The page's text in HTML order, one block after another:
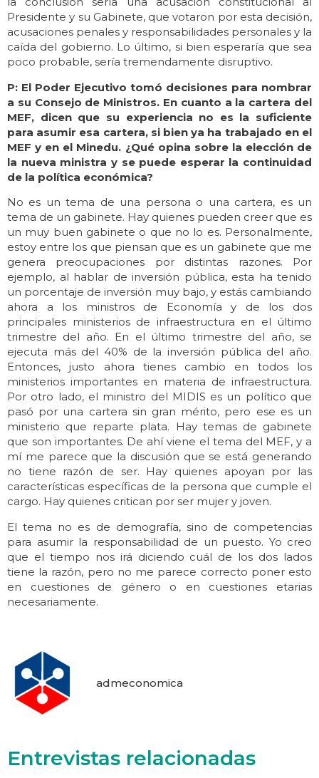
Presidente y su Gabinete, que votaron por esta decisión,
acusaciones penales y responsabilidades personales y la
caída del gobierno. Lo último, si bien esperaría que sea
poco probable, sería tremendamente disruptivo.
P: El Poder Ejecutivo tomó decisiones para nombrar
a su Consejo de Ministros. En cuanto a la cartera del
MEF, dicen que su experiencia no es la suficiente
para asumir esa cartera, si bien ya ha trabajado en el
MEF y en el Minedu. ¿Qué opina sobre la elección de
la nueva ministra y se puede esperar la continuidad
de la política económica?
No es un tema de una persona o una cartera, es un
tema de un gabinete. Hay quienes pueden creer que es
un muy buen gabinete o que no lo es. Personalmente,
estoy entre los que piensan que es un gabinete que me
genera preocupaciones por distintas razones. Por
ejemplo, al hablar de inversión pública, esta ha tenido
un porcentaje de inversión muy bajo, y estás cambiando
ahora a los ministros de Economía y de los dos
principales ministerios de infraestructura en el último
trimestre del año. En el último trimestre del año, se
ejecuta más del 40% de la inversión pública del año.
Entonces, justo ahora tienes cambio en todos los
ministerios importantes en materia de infraestructura.
Por otro lado, el ministro del MIDIS es un político que
pasó por una cartera sin gran mérito, pero ese es un
ministerio que reparte plata. Hay temas de gabinete
que son importantes. De ahí viene el tema del MEF, y a
mí me parece que la discusión que se está generando
no tiene razón de ser. Hay quienes apoyan por las
características específicas de la persona que cumple el
cargo. Hay quienes critican por ser mujer y joven.
El tema no es de demografía, sino de competencias
para asumir la responsabilidad de un puesto. Yo creo
que el tiempo nos irá diciendo cuál de los dos lados
tiene la razón, pero no me parece correcto poner esto
en cuestiones de género o en cuestiones etarias
necesariamente.
admeconomica
Entrevistas relacionadas